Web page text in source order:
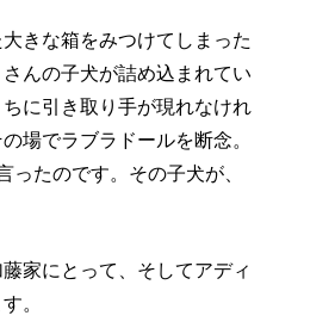
きな箱をみつけてしまった
んの子犬が詰め込まれてい
に引き取り手が現れなけれ
場でラブラドールを断念。
たのです。その子犬が、
家にとって、そしてアディ
。